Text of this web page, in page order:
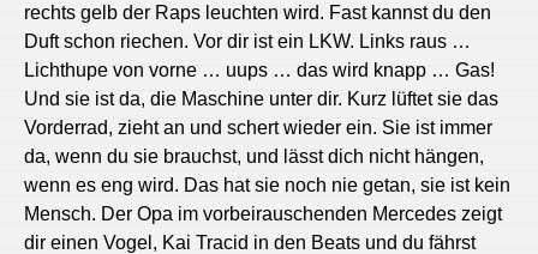
rechts gelb der Raps leuchten wird. Fast kannst du den
Duft schon riechen. Vor dir ist ein LKW. Links raus …
Lichthupe von vorne … uups … das wird knapp … Gas!
Und sie ist da, die Maschine unter dir. Kurz lüftet sie das
Vorderrad, zieht an und schert wieder ein. Sie ist immer
da, wenn du sie brauchst, und lässt dich nicht hängen,
wenn es eng wird. Das hat sie noch nie getan, sie ist kein
Mensch. Der Opa im vorbeirauschenden Mercedes zeigt
dir einen Vogel, Kai Tracid in den Beats und du fährst